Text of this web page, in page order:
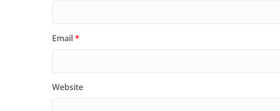
Email*
Website